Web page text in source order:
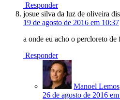
Responder
josue silva da luz de oliveira
19 de agosto de 2016 em 10:37
a onde eu acho o percloreto de
Responder
Manoel Lemos
26 de agosto de 2016